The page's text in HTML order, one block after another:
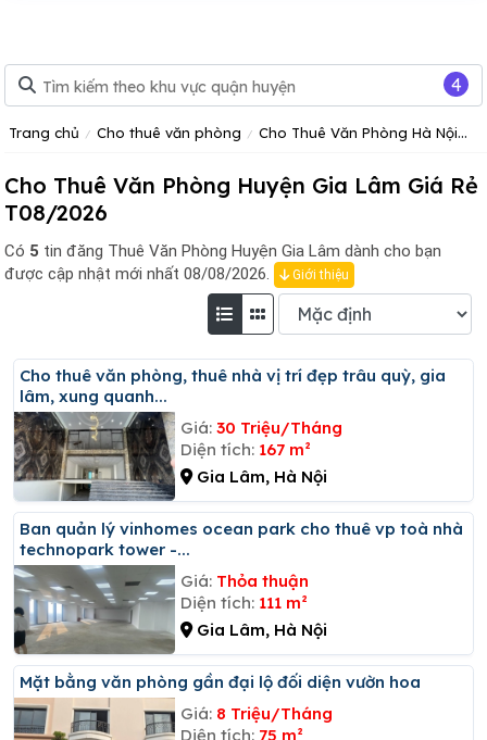
Trang chủ Cho thuê văn phòng Cho Thuê Văn Phòng Hà Nội
Cho Thuê Văn Phòng Huyện Gia Lâm Giá Rẻ
T08/2026
Có 5 tin đăng Thuê Văn Phòng Huyện Gia Lâm dành cho bạn
được cập nhật mới nhất 08/08/2026.
Giới thiệu
Cho thuê văn phòng, thuê nhà vị trí đẹp trâu quỳ, gia
lâm, xung quanh...
Giá: 30 Triệu/Tháng
Diện tích: 167 m²
Gia Lâm, Hà Nội
Ban quản lý vinhomes ocean park cho thuê vp toà nhà
technopark tower -...
Giá: Thỏa thuận
Diện tích: 111 m²
Gia Lâm, Hà Nội
Mặt bằng văn phòng gần đại lộ đối diện vườn hoa
Giá: 8 Triệu/Tháng
Diện tích: 75 m²
4